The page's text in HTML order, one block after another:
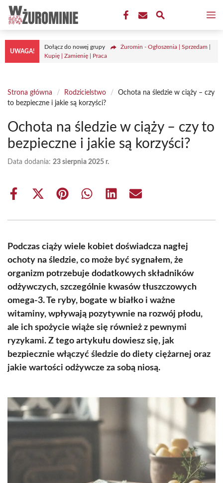
Przejdź
treści
UWAGA!
Dołącz do nowej grupy
Żuromin - Ogłoszenia | Sprzedam |
Kupię | Zamienię | Praca
Strona główna / Rodzicielstwo /
Ochota na śledzie w ciąży – czy
to bezpieczne i jakie są korzyści?
Ochota na śledzie w ciąży – czy to
bezpieczne i jakie są korzyści?
Data dodania: 23 sierpnia 2025 r.
Share
Share
(Twitter)
Share Share Share Share
Podczas ciąży wiele kobiet doświadcza nagłej
ochoty na śledzie, co może być sygnałem, że
organizm potrzebuje dodatkowych składników
odżywczych, szczególnie kwasów tłuszczowych
omega-3. Te ryby, bogate w białko i ważne
witaminy, wpływają pozytywnie na rozwój płodu,
ale ich spożycie wiąże się również z pewnymi
ryzykami. Z tego artykułu dowiesz się, jak
bezpiecznie włączyć śledzie do diety ciężarnej oraz
jakie wartości odżywcze za sobą niosą.